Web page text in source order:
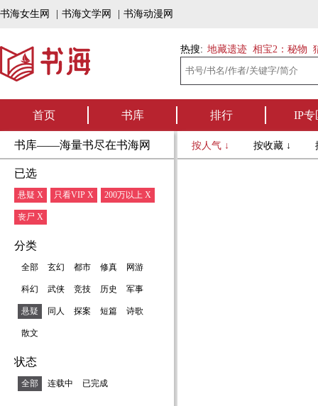
书海女生网 书海文学网 书海动漫网
热搜: 地藏遗迹 相宝2：秘物
首页 书库 排行 IP专
书库——海量书尽在书海网
已选
悬疑 X 只看VIP X 200万以上 X
丧尸 X
分类
全部 玄幻 都市 修真 网游
科幻 武侠 竞技 历史 军事
悬疑 同人 探案 短篇 诗歌
散文
状态
全部 连载中 已完成
按人气 ↓ 按收藏 ↓